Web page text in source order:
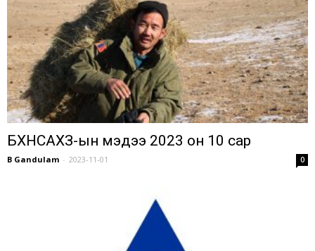
БХНСАХЗ-ын мэдээ 2023 он 10 сар
B Gandulam - 2023-11-01 0